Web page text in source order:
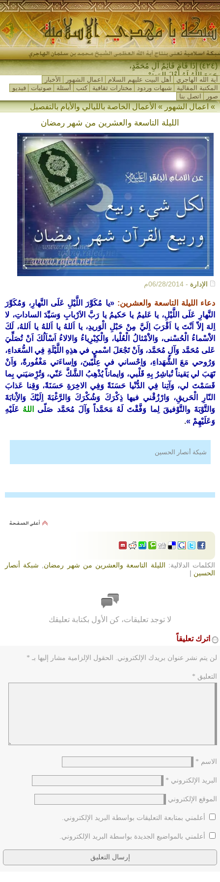
(٤٢٤) إِذَا قَامَ قَائِمُ آلِ مُحَمَّدٍ،
جَمَعَ اللهُ لَهُ أَهْلَ المَشْرِقِ _
آية الله الهاجري أهل البيت عليهم السلام اعمال الشهور
الأخبار
المكتبة المقالية
شبهات وردود مختارات ثقافية كتب أسئلة صوتيات
فيديو
صور
اتصل بنا
» اعمال الشهور » الأعمال الخاصة بالليالي والأيام بالتفصيل
الليلة التاسعة والعشرين من شهر رمضان
الإدارة - 06/28/2014م
دعاء الليلة التاسعة والعشرين: «يا مُكَوِّرَ اللَّيْلِ عَلَى النَّهارِ، وَمُكَوِّرَ
النَّهارِ عَلَى اللَّيْلِ، يا عَليمُ يا حَكيمُ يا رَبَّ الاَرْبابِ وَسَيِّدَ الساداتِ، لا
اِلهَ إلاّ اَنْتَ يا اَقْرَبَ اِلَيَّ مِنْ حَبْلِ الْوَريدِ، يا اَللهُ يا اَللهُ يا اَللهُ، لَكَ
الاَْسْماءُ الْحُسْنى، وَالاَْمْثالُ الْعُلْيا، وَالْكِبْرِياءُ وَالالاءُ اَسْاَلُكَ اَنْ تُصَلِّيَ
عَلى مُحَمَّد وَآلِ مُحَمَّد، وَاَنْ تَجْعَلَ اسْمي في هذِهِ اللَّيْلَةِ فِي السُّعَداءِ،
وَرُوحي مَعَ الشُّهَداءِ، وَاِحْساني في عِلِّيّينَ، وَاِساءَتي مَغْفُورةً، وَاَنْ
تَهَبَ لي يَقيناً تُباشِرُ بِهِ قَلْبي، وَايماناً يُذْهِبُ الشَّكَّ عَنّي، وَتُرِْضيَني بِما
قَسَمْتَ لي، وَآتِنا فِي الدُّنْيا حَسَنَةً وَفِي الاخِرَةِ حَسَنَةً، وَقِنا عَذابَ
النّارِ الْحَريقِ، وَارْزُقْني فيها ذِكْرَكَ وَشُكْرَكَ وَالرَّغْبَةَ اِلَيْكَ وَالاِْنابَةَ
وَالتَّوْبَةَ والتَّوْفيقَ لِما وَفَّقْتَ لَهُ مَحَمَّداً وَآلَ مُحَمَّد صَلّى
الله ُ عَلَيْهِ
وَعَلَيْهِمْ ».
شبكة أنصار الحسين
الكلمات الدلالية: الليلة التاسعة والعشرين من شهر رمضان
شبكة أنصار
الحسين |
لا توجد تعليقات، كن الأول بكتابة تعليقك
اترك تعليقاً
لن يتم نشر عنوان بريدك الإلكتروني. الحقول الإلزامية مشار إليها بـ *
التعليق *
الاسم *
البريد الإلكتروني *
الموقع الإلكتروني
أعلمني بمتابعة التعليقات بواسطة البريد الإلكتروني.
أعلمني بالمواضيع الجديدة بواسطة البريد الإلكتروني.